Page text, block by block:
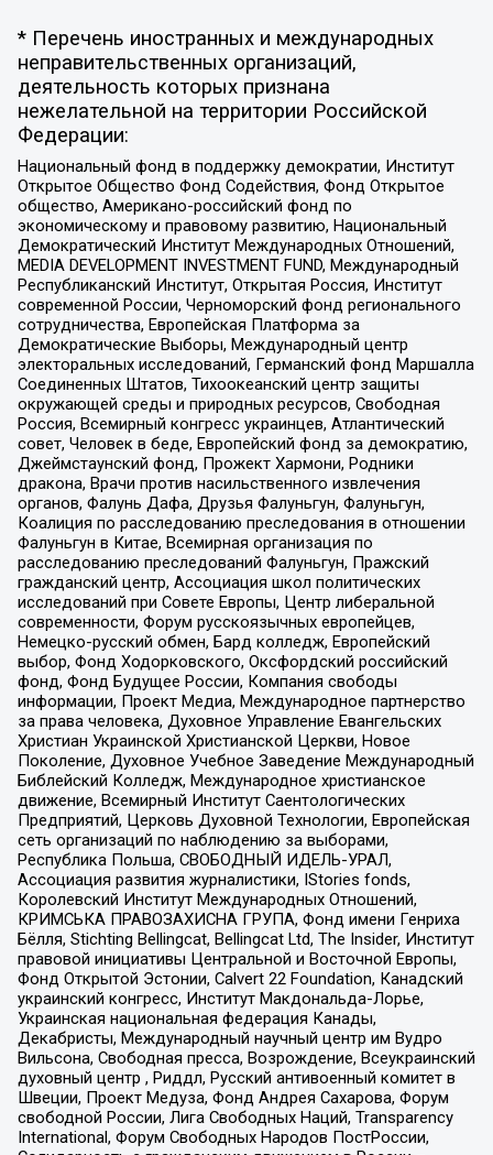
* Перечень иностранных и международных
неправительственных организаций,
деятельность которых признана
нежелательной на территории Российской
Федерации:
Национальный фонд в поддержку демократии, Институт
Открытое Общество Фонд Содействия, Фонд Открытое
общество, Американо-российский фонд по
экономическому и правовому развитию, Национальный
Демократический Институт Международных Отношений,
MEDIA DEVELOPMENT INVESTMENT FUND, Международный
Республиканский Институт, Открытая Россия, Институт
современной России, Черноморский фонд регионального
сотрудничества, Европейская Платформа за
Демократические Выборы, Международный центр
электоральных исследований, Германский фонд Маршалла
Соединенных Штатов, Тихоокеанский центр защиты
окружающей среды и природных ресурсов, Свободная
Россия, Всемирный конгресс украинцев, Атлантический
совет, Человек в беде, Европейский фонд за демократию,
Джеймстаунский фонд, Прожект Хармони, Родники
дракона, Врачи против насильственного извлечения
органов, Фалунь Дафа, Друзья Фалуньгун, Фалуньгун,
Коалиция по расследованию преследования в отношении
Фалуньгун в Китае, Всемирная организация по
расследованию преследований Фалуньгун, Пражский
гражданский центр, Ассоциация школ политических
исследований при Совете Европы, Центр либеральной
современности, Форум русскоязычных европейцев,
Немецко-русский обмен, Бард колледж, Европейский
выбор, Фонд Ходорковского, Оксфордский российский
фонд, Фонд Будущее России, Компания свободы
информации, Проект Медиа, Международное партнерство
за права человека, Духовное Управление Евангельских
Христиан Украинской Христианской Церкви, Новое
Поколение, Духовное Учебное Заведение Международный
Библейский Колледж, Международное христианское
движение, Всемирный Институт Саентологических
Предприятий, Церковь Духовной Технологии, Европейская
сеть организаций по наблюдению за выборами,
Республика Польша, СВОБОДНЫЙ ИДЕЛЬ-УРАЛ,
Ассоциация развития журналистики, IStories fonds,
Королевский Институт Международных Отношений,
КРИМСЬКА ПРАВОЗАХИСНА ГРУПА, Фонд имени Генриха
Бёлля, Stichting Bellingcat, Bellingcat Ltd, The Insider, Институт
правовой инициативы Центральной и Восточной Европы,
Фонд Открытой Эстонии, Calvert 22 Foundation, Канадский
украинский конгресс, Институт Макдональда-Лорье,
Украинская национальная федерация Канады,
Декабристы, Международный научный центр им Вудро
Вильсона, Свободная пресса, Возрождение, Всеукраинский
духовный центр , Риддл, Русский антивоенный комитет в
Швеции, Проект Медуза, Фонд Андрея Сахарова, Форум
свободной России, Лига Свободных Наций, Transparеncy
International, Форум Свободных Народов ПостРоссии,